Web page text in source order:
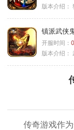
版本介绍：
镇派武侠
开服时间：
版本介绍：
传奇游戏作